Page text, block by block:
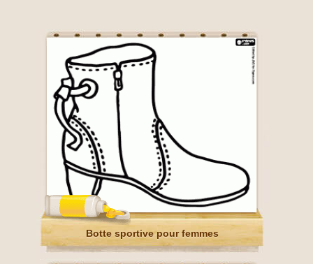
Botte sportive pour femmes